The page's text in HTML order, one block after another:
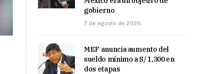
gobierno
7 de agosto de 2026
MEF anuncia aumento del
sueldo mínimo a S/ 1,300 en
dos etapas